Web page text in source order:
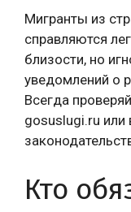
Мигранты из
справляются
близости, но
уведомлений о
Всегда
gosuslugi.ru или
Кто